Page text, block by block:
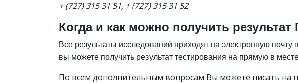
+ (727) 315 31 51, + (727) 315 31 52
Когда и как можно получить результат
Все результаты исследований приходят на электронную
вы можете получить результат тестирования на прямую в
По всем дополнительным вопросам Вы можете писать на